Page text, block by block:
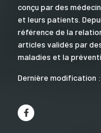
conçu par des
et leurs patients.
référence de la
articles validés par
maladies et la
Dernière modification